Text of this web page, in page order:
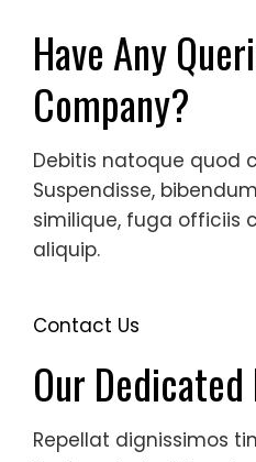
Have Any
Company?
Debitis natoque quod
Suspendisse,
similique, fuga officiis
aliquip.
Contact Us
Our
Repellat dignissimos